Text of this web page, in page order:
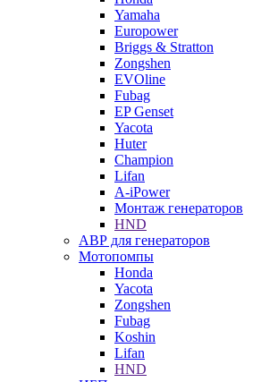
Yamaha
Europower
Briggs & Stratton
Zongshen
EVOline
Fubag
EP Genset
Yacota
Huter
Champion
Lifan
A-iPower
Монтаж генераторов
HND
АВР для генераторов
Мотопомпы
Honda
Yacota
Zongshen
Fubag
Koshin
Lifan
HND